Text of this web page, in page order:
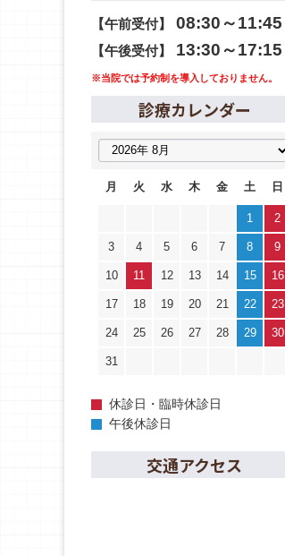
【午前受付】 08:30～11:45
【午後受付】 13:30～17:15
※当院では予約制を導入しておりません。
診療カレンダー
月 火 水 木 金 土 日
1 2
3 4 5 6 7 8 9
10 11 12 13 14 15 16
17 18 19 20 21 22 23
24 25 26 27 28 29 30
31
休診日・臨時休診日
午後休診日
交通アクセス